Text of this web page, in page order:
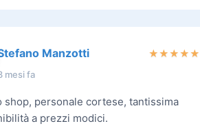
Manzotti
mesi fa
★★★★★
shop, personale cortese, tantissima
a prezzi modici.